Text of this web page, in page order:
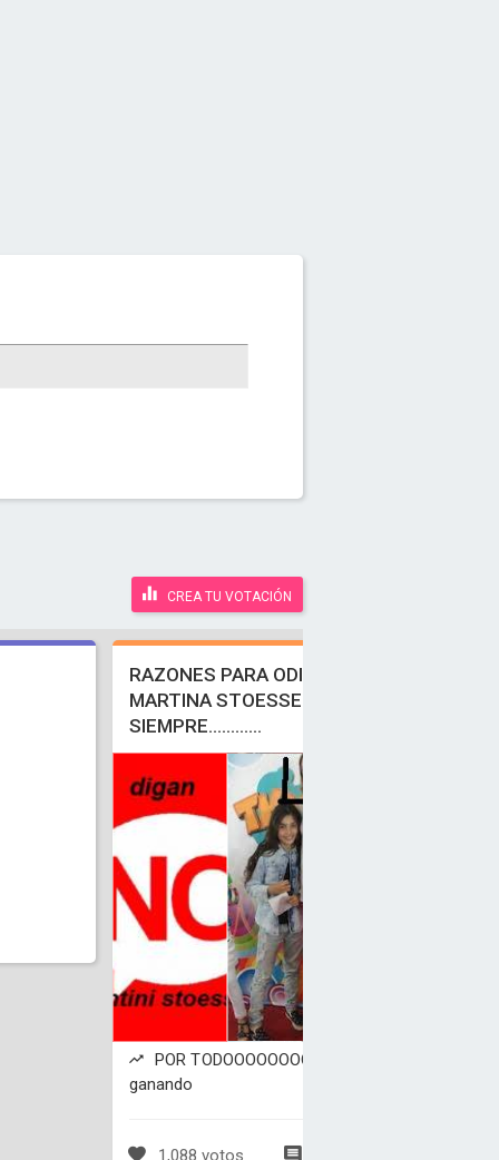
CREA TU VOTACIÓN
RAZONES PARA ODIAR A
MARTINA STOESSEL POR
SIEMPRE............
POR TODOOOOOOOOOOOOOOOO está
ganando
1,088 votos